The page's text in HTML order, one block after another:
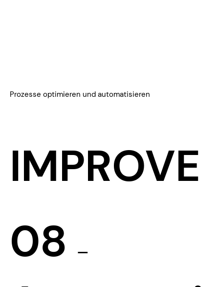
​Prozesse optimieren und automatisieren
IMPROVE
08
—